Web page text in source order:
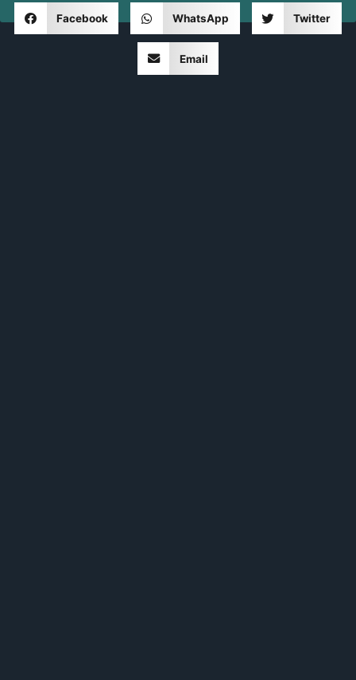
Facebook WhatsApp Twitter
Email